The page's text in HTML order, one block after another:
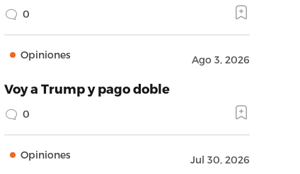
0
Opiniones Ago 3, 2026
Voy a Trump y pago doble
0
Opiniones Jul 30, 2026